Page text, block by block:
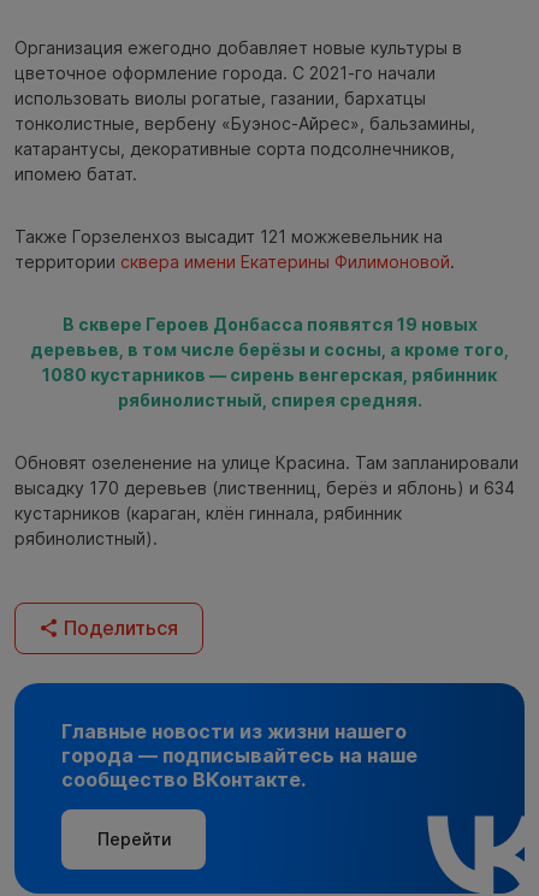
Организация ежегодно добавляет новые культуры в
цветочное оформление города. С 2021-го начали
использовать виолы рогатые, газании, бархатцы
тонколистные, вербену «Буэнос-Айрес», бальзамины,
катарантусы, декоративные сорта подсолнечников,
ипомею батат.
Также Горзеленхоз высадит 121 можжевельник на
территории сквера имени Екатерины Филимоновой.
В сквере Героев Донбасса появятся 19 новых
деревьев, в том числе берёзы и сосны, а кроме того,
1080 кустарников — сирень венгерская, рябинник
рябинолистный, спирея средняя.
Обновят озеленение на улице Красина. Там запланировали
высадку 170 деревьев (лиственниц, берёз и яблонь) и 634
кустарников (караган, клён гиннала, рябинник
рябинолистный).
Поделиться
Главные новости из жизни нашего
города — подписывайтесь на наше
сообщество ВКонтакте.
Перейти